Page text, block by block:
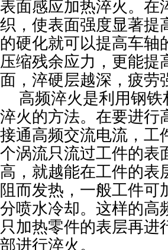
表面感应加热淬火。在
织，使表面强度显著提
的硬化就可以提高车轴
压缩残余应力，更能提
面，淬硬层越深，疲劳
高频淬火是利用钢铁
淬火的方法。在要进行
接通高频交流电流，工
个涡流只流过工件的表
高，就越能在工件的表
阻而发热，一般工件
分喷水冷却。这样的高
只加热零件的表层再
部进行淬火。